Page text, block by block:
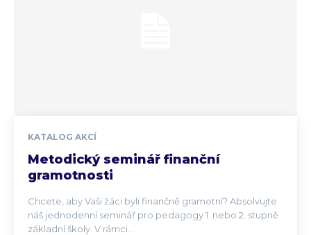
KATALOG AKCÍ
Metodický seminář finanční
gramotnosti
Chcete, aby Vaši žáci byli finančně gramotní? Absolvujte
náš jednodenní seminář pro pedagogy 1. nebo 2. stupně
základní školy. V rámci...